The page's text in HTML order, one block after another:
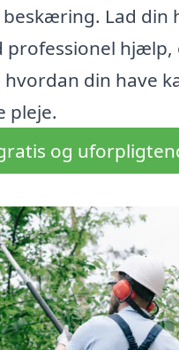
Lad din
professionel hjælp,
din have
pleje.
og